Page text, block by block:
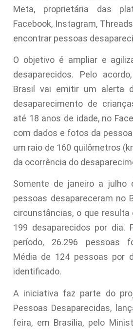
Meta, proprietária das
Facebook, Instagram,
encontrar pessoas
O objetivo é ampliar e
desaparecidos. Pelo
Brasil vai emitir um alerta
desaparecimento de
até 18 anos de idade, no
com dados e fotos da
um raio de 160 quilômetros
da ocorrência do
Somente de janeiro a julho
pessoas desapareceram no
circunstâncias, o que resulta
199 desaparecidos por dia.
período, 26.296 pessoas
Média de 124 pessoas por
identificado.
A iniciativa faz parte do
Pessoas Desaparecidas,
feira, em Brasília, pelo